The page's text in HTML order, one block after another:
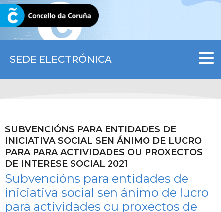
SEDE ELECTRÓNICA
CORUNA.GAL
SUBVENCIÓNS PARA ENTIDADES DE
INICIATIVA SOCIAL SEN ÁNIMO DE LUCRO
PARA PARA ACTIVIDADES OU PROXECTOS
DE INTERESE SOCIAL 2021
Subvencións para entidades de
iniciativa social sen ánimo de lucro
para actividades ou proxectos de